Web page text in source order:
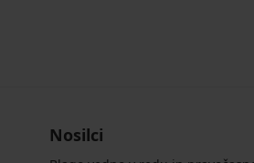
Nosilci